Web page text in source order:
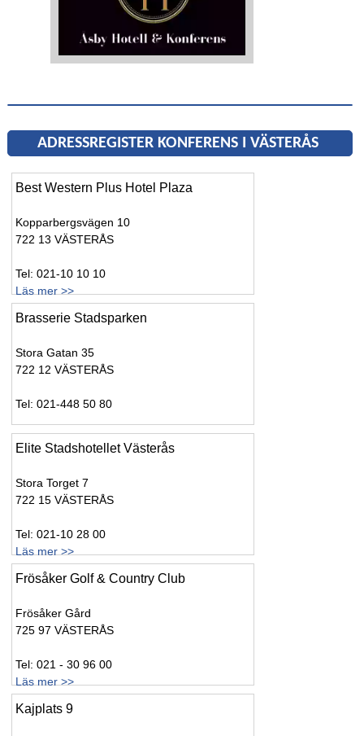
ADRESSREGISTER KONFERENS I VÄSTERÅS
Best Western Plus Hotel Plaza
Kopparbergsvägen 10
722 13 VÄSTERÅS
Tel: 021-10 10 10
Läs mer >>
Brasserie Stadsparken
Stora Gatan 35
722 12 VÄSTERÅS
Tel: 021-448 50 80
Elite Stadshotellet Västerås
Stora Torget 7
722 15 VÄSTERÅS
Tel: 021-10 28 00
Läs mer >>
Frösåker Golf & Country Club
Frösåker Gård
725 97 VÄSTERÅS
Tel: 021 - 30 96 00
Läs mer >>
Kajplats 9